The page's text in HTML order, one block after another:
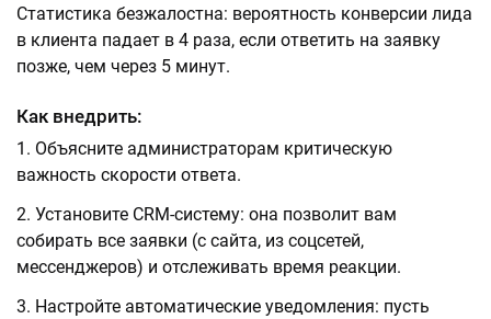
Статистика безжалостна: вероятность конверсии лида
в клиента падает в 4 раза, если ответить на заявку
позже, чем через 5 минут.
Как внедрить:
Объясните администраторам критическую
важность скорости ответа.
Установите CRM-систему: она позволит вам
собирать все заявки (с сайта, из соцсетей,
мессенджеров) и отслеживать время реакции.
Настройте автоматические уведомления: пусть